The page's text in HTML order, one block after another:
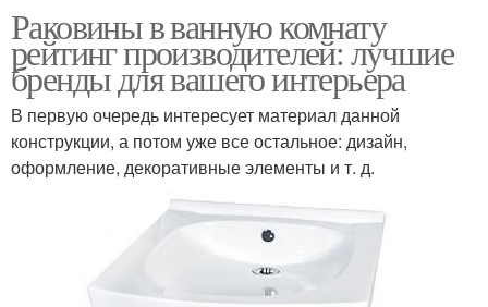
Раковины в ванную комнату
рейтинг производителей: лучшие
бренды для вашего интерьера
В первую очередь интересует материал данной
конструкции, а потом уже все остальное: дизайн,
оформление, декоративные элементы и т. д.